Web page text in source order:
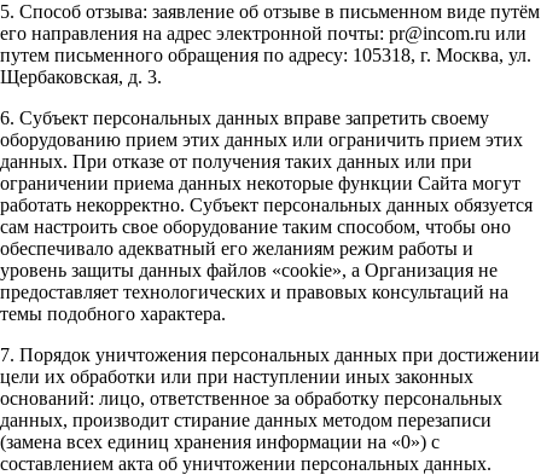
5. Способ отзыва: заявление об отзыве в письменном виде путём
его направления на адрес электронной почты: pr@incom.ru или
путем письменного обращения по адресу: 105318, г. Москва, ул.
Щербаковская, д. 3.
6. Субъект персональных данных вправе запретить своему
оборудованию прием этих данных или ограничить прием этих
данных. При отказе от получения таких данных или при
ограничении приема данных некоторые функции Сайта могут
работать некорректно. Субъект персональных данных обязуется
сам настроить свое оборудование таким способом, чтобы оно
обеспечивало адекватный его желаниям режим работы и
уровень защиты данных файлов «cookie», а Организация не
предоставляет технологических и правовых консультаций на
темы подобного характера.
7. Порядок уничтожения персональных данных при достижении
цели их обработки или при наступлении иных законных
оснований: лицо, ответственное за обработку персональных
данных, производит стирание данных методом перезаписи
(замена всех единиц хранения информации на «0») с
составлением акта об уничтожении персональных данных.